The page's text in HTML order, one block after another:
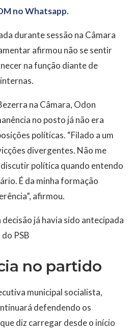
no Whatsapp.
durante sessão na Câmara
afirmou não se sentir
na função diante de
na Câmara, Odon
no posto já não era
políticas. “Filado a um
divergentes. Não me
política quando entendo
É da minha formação
afirmou.
já havia sido antecipada
PSB
no partido
municipal socialista,
defendendo os
diz carregar desde o início